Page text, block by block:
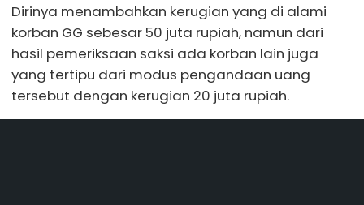
Dirinya menambahkan kerugian yang di alami
korban GG sebesar 50 juta rupiah, namun dari
hasil pemeriksaan saksi ada korban lain juga
yang tertipu dari modus pengandaan uang
tersebut dengan kerugian 20 juta rupiah.